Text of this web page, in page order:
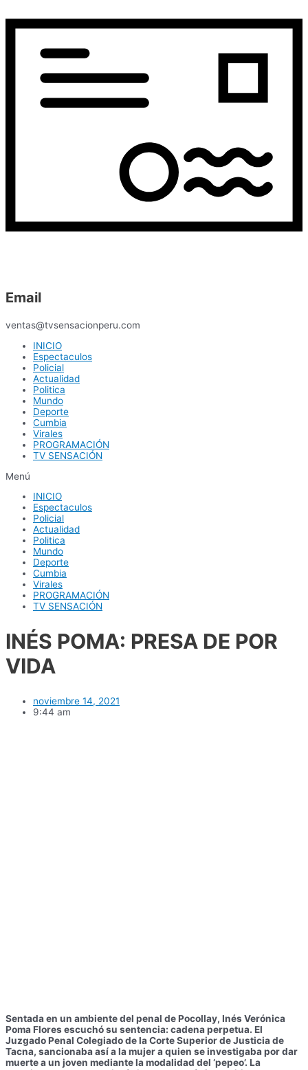
Email
ventas@tvsensacionperu.com
INICIO
Espectaculos
Policial
Actualidad
Politica
Mundo
Deporte
Cumbia
Virales
PROGRAMACIÓN
TV SENSACIÓN
Menú
INICIO
Espectaculos
Policial
Actualidad
Politica
Mundo
Deporte
Cumbia
Virales
PROGRAMACIÓN
TV SENSACIÓN
INÉS POMA: PRESA DE POR
VIDA
noviembre 14, 2021
9:44 am
Sentada en un ambiente del penal de Pocollay, Inés Verónica
Poma Flores escuchó su sentencia: cadena perpetua. El
Juzgado Penal Colegiado de la Corte Superior de Justicia de
Tacna, sancionaba así a la mujer a quien se investigaba por dar
muerte a un joven mediante la modalidad del ‘pepeo’. La